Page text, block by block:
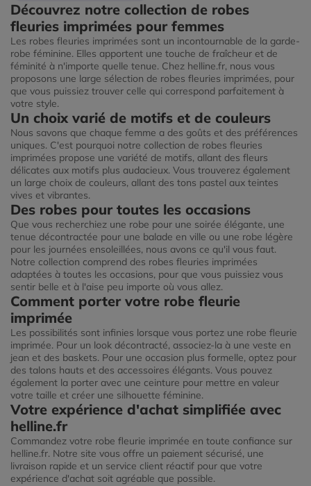
Découvrez notre collection de robes
fleuries imprimées pour femmes
Les robes fleuries imprimées sont un incontournable de la garde-
robe féminine. Elles apportent une touche de fraîcheur et de
féminité à n'importe quelle tenue. Chez helline.fr, nous vous
proposons une large sélection de robes fleuries imprimées, pour
que vous puissiez trouver celle qui correspond parfaitement à
votre style.
Un choix varié de motifs et de couleurs
Nous savons que chaque femme a des goûts et des préférences
uniques. C'est pourquoi notre collection de robes fleuries
imprimées propose une variété de motifs, allant des fleurs
délicates aux motifs plus audacieux. Vous trouverez également
un large choix de couleurs, allant des tons pastel aux teintes
vives et vibrantes.
Des robes pour toutes les occasions
Que vous recherchiez une robe pour une soirée élégante, une
tenue décontractée pour une balade en ville ou une robe légère
pour les journées ensoleillées, nous avons ce qu'il vous faut.
Notre collection comprend des robes fleuries imprimées
adaptées à toutes les occasions, pour que vous puissiez vous
sentir belle et à l'aise peu importe où vous allez.
Comment porter votre robe fleurie
imprimée
Les possibilités sont infinies lorsque vous portez une robe fleurie
imprimée. Pour un look décontracté, associez-la à une veste en
jean et des baskets. Pour une occasion plus formelle, optez pour
des talons hauts et des accessoires élégants. Vous pouvez
également la porter avec une ceinture pour mettre en valeur
votre taille et créer une silhouette féminine.
Votre expérience d'achat simplifiée avec
helline.fr
Commandez votre robe fleurie imprimée en toute confiance sur
helline.fr. Notre site vous offre un paiement sécurisé, une
livraison rapide et un service client réactif pour que votre
expérience d'achat soit agréable que possible.